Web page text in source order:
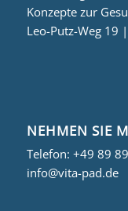
Konzepte zur
Leo-Putz-Weg 19
NEHMEN SIE
Telefon: +49 89
info@vita-pad.de